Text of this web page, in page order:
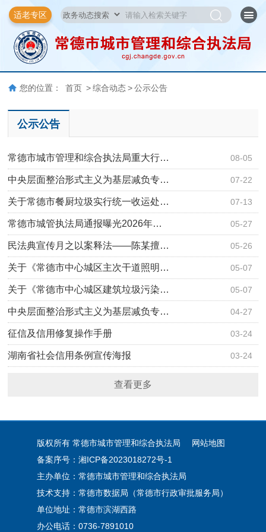
适老专区
您的位置： 首页 > 综合动态 > 公示公告
公示公告
08-05
常德市城市管理和综合执法局重大行…
07-22
中央层面整治形式主义为基层减负专…
07-13
关于常德市餐厨垃圾实行统一收运处…
05-27
​常德市城管执法局通报曝光2026年…
05-26
民法典宣传月之以案释法——陈某擅…
05-07
关于《常德市中心城区主次干道照明…
05-07
关于《常德市中心城区建筑垃圾污染…
04-27
中央层面整治形式主义为基层减负专…
03-24
征信及信用修复操作手册
03-24
湖南省社会信用条例宣传海报
查看更多
版权所有 常德市城市管理和综合执法局
网站地图
备案序号：湘ICP备2023018272号-1
主办单位：常德市城市管理和综合执法局
技术支持：常德市数据局（常德市行政审批服务局）
单位地址：常德市滨湖西路
办公电话：0736-7891010